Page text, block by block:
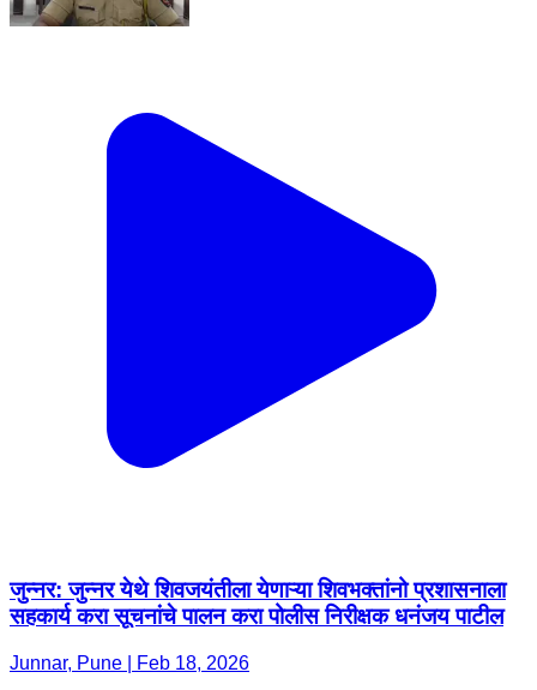
जुन्नर: जुन्नर येथे शिवजयंतीला येणाऱ्या शिवभक्तांनो प्रशासनाला
सहकार्य करा सूचनांचे पालन करा पोलीस निरीक्षक धनंजय पाटील
Junnar, Pune | Feb 18, 2026